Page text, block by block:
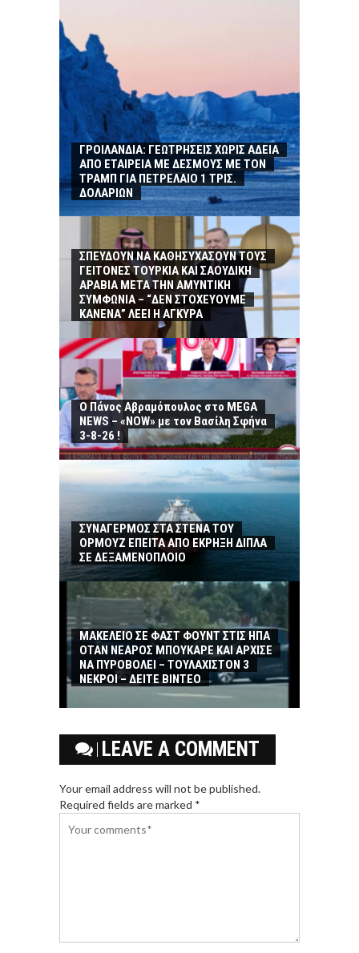
ΓΡΟΙΛΑΝΔΙΑ: ΓΕΩΤΡΗΣΕΙΣ ΧΩΡΙΣ ΑΔΕΙΑ
ΑΠΟ ΕΤΑΙΡΕΙΑ ΜΕ ΔΕΣΜΟΥΣ ΜΕ ΤΟΝ
ΤΡΑΜΠ ΓΙΑ ΠΕΤΡΕΛΑΙΟ 1 ΤΡΙΣ.
ΔΟΛΑΡΙΩΝ
ΣΠΕΥΔΟΥΝ ΝΑ ΚΑΘΗΣΥΧΑΣΟΥΝ ΤΟΥΣ
ΓΕΙΤΟΝΕΣ ΤΟΥΡΚΙΑ ΚΑΙ ΣΑΟΥΔΙΚΗ
ΑΡΑΒΙΑ ΜΕΤΑ ΤΗΝ ΑΜΥΝΤΙΚΗ
ΣΥΜΦΩΝΙΑ – “ΔΕΝ ΣΤΟΧΕΥΟΥΜΕ
ΚΑΝΕΝΑ” ΛΕΕΙ Η ΑΓΚΥΡΑ
Ο Πάνος Αβραμόπουλος στο MEGA
NEWS – «NOW» με τον Βασίλη Σφήνα
3-8-26 !
ΣΥΝΑΓΕΡΜΟΣ ΣΤΑ ΣΤΕΝΑ ΤΟΥ
ΟΡΜΟΥΖ ΕΠΕΙΤΑ ΑΠΟ ΕΚΡΗΞΗ ΔΙΠΛΑ
ΣΕ ΔΕΞΑΜΕΝΟΠΛΟΙΟ
ΜΑΚΕΛΕΙΟ ΣΕ ΦΑΣΤ ΦΟΥΝΤ ΣΤΙΣ ΗΠΑ
ΟΤΑΝ ΝΕΑΡΟΣ ΜΠΟΥΚΑΡΕ ΚΑΙ ΑΡΧΙΣΕ
ΝΑ ΠΥΡΟΒΟΛΕΙ – ΤΟΥΛΑΧΙΣΤΟΝ 3
ΝΕΚΡΟΙ – ΔΕΙΤΕ ΒΙΝΤΕΟ
LEAVE A COMMENT
Your email address will not be published.
Required fields are marked *